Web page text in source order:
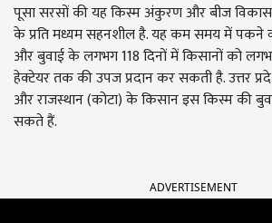
पूसा सरसों की यह किस्म अंकुरण और बीज विकास
के प्रति मध्यम सहनशील है. यह कम समय में पकने
और बुवाई के लगभग 118 दिनों में किसानों को
हेक्टेयर तक की उपज प्रदान कर सकती है. उत्तर
और राजस्थान (कोटा) के किसान इस किस्म की
सकते हैं.
ADVERTISEMENT